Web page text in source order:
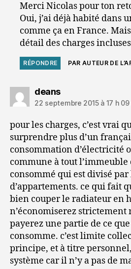
Merci Nicolas pour ton
Oui, j’ai déjà habité dans
comme ça en France.
détail des charges
RÉPONDRE PAR AUTEUR DE
deansdit :
22 septembre 2015 à 17 h 09
pour les charges, c’est vrai
surprendre plus d’un
consommation d’électricité
commune à tout l’immeuble
consommé qui est divisé
d’appartements. ce qui fait
bien couper le radiateur en
n’économiserez strictement
payerez une partie de ce
consomme. c’est limite
principe, et à titre
système car il n’y a pas de